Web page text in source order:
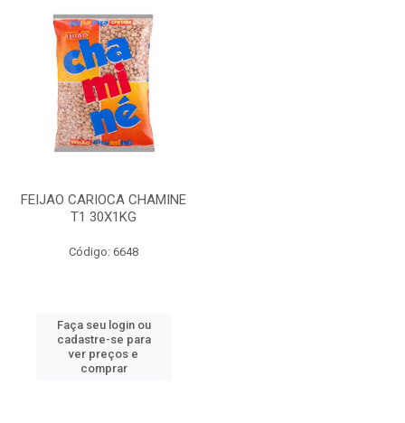
FEIJAO CARIOCA CHAMINE
T1 30X1KG
Código: 6648
Faça seu login ou
cadastre-se para
ver preços e
comprar